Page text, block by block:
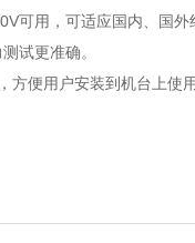
可用，可适应国内、国外
试更准确。
便用户安装到机台上使用